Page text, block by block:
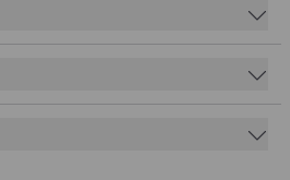
Magen-Darm Trakt.
= ca. 0,5 g) entweder
vom Finger füttern oder
Bei Zimmertemperatur